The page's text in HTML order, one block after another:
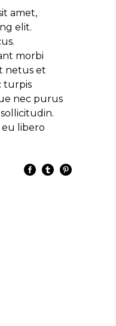
amet,
elit.
morbi
netus et
turpis
nec purus
libero